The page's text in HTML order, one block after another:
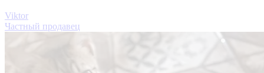
Viktor
Частный продавец